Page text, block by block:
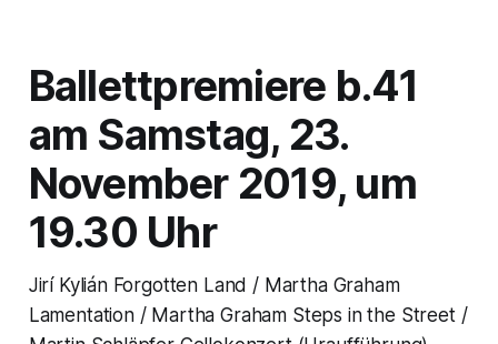
Ballettpremiere b.41
am Samstag, 23.
November 2019, um
19.30 Uhr
Jirí Kylián Forgotten Land / Martha Graham
Lamentation / Martha Graham Steps in the Street /